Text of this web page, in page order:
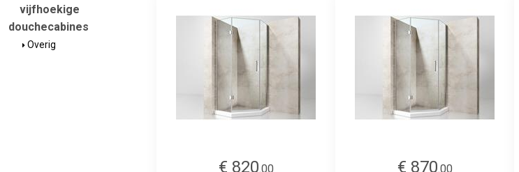
vijfhoekige
douchecabines
Overig
€ 820.00
€ 870.00